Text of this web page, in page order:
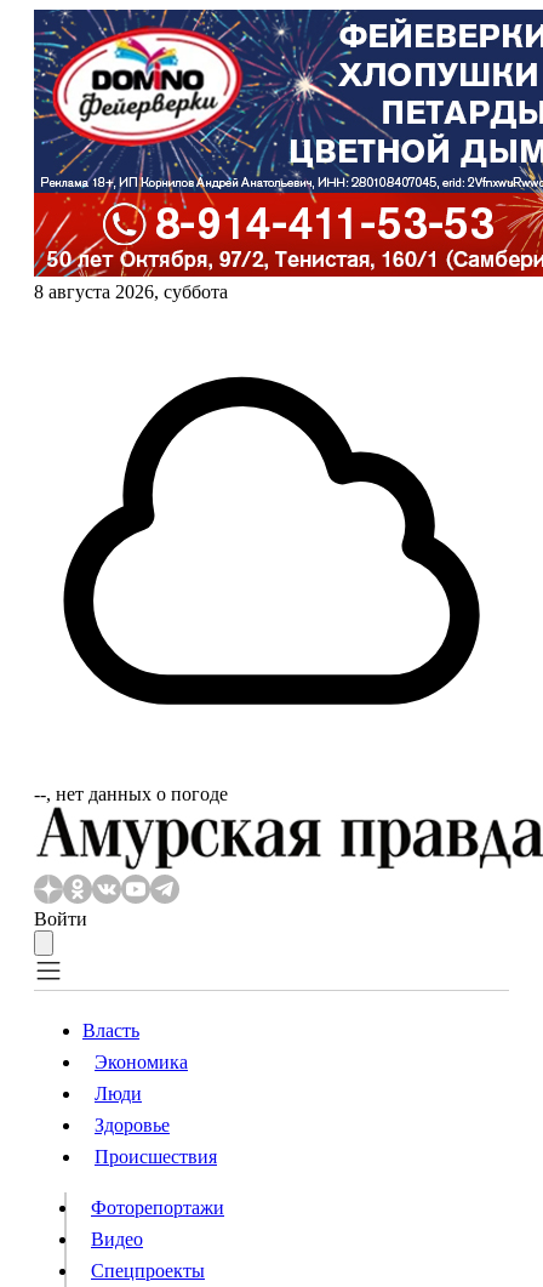
8 августа 2026, суббота
‐‐, нет данных о погоде
Войти
Власть
Происшествия
Видео
Конкурсы
Власть
Экономика
Люди
Здоровье
Происшествия
Фоторепортажи
Видео
Спецпроекты